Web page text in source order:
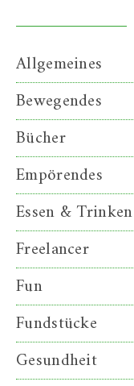
Allgemeines
Bewegendes
Bücher
Empörendes
Essen & Trinken
Freelancer
Fun
Fundstücke
Gesundheit